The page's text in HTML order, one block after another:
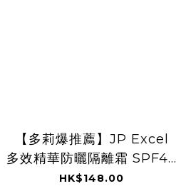
【多莉爆推薦】JP Excel
多效精華防曬隔離霜 SPF48
PA+++ 1995 3166
HK$148.00